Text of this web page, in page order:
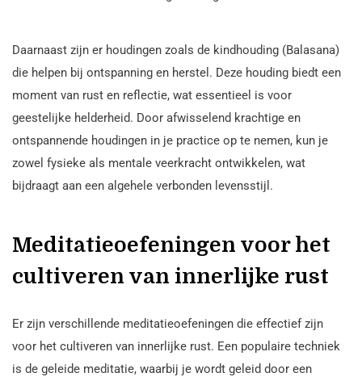
Daarnaast zijn er houdingen zoals de kindhouding (Balasana)
die helpen bij ontspanning en herstel. Deze houding biedt een
moment van rust en reflectie, wat essentieel is voor
geestelijke helderheid. Door afwisselend krachtige en
ontspannende houdingen in je practice op te nemen, kun je
zowel fysieke als mentale veerkracht ontwikkelen, wat
bijdraagt aan een algehele verbonden levensstijl.
Meditatieoefeningen voor het
cultiveren van innerlijke rust
Er zijn verschillende meditatieoefeningen die effectief zijn
voor het cultiveren van innerlijke rust. Een populaire techniek
is de geleide meditatie, waarbij je wordt geleid door een